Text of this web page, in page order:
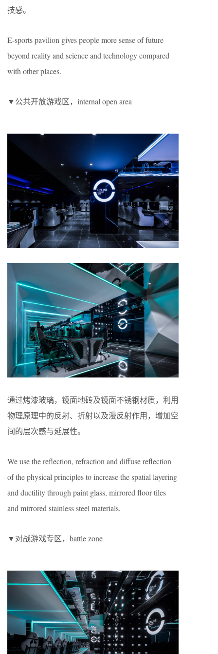
技感。
E-sports pavilion gives people more sense of future
beyond reality and science and technology compared
with other places.
▼公共开放游戏区，internal open area
通过烤漆玻璃，镜面地砖及镜面不锈钢材质，利用
物理原理中的反射、折射以及漫反射作用，增加空
间的层次感与延展性。
We use the reflection, refraction and diffuse reflection
of the physical principles to increase the spatial layering
and ductility through paint glass, mirrored floor tiles
and mirrored stainless steel materials.
▼对战游戏专区，battle zone